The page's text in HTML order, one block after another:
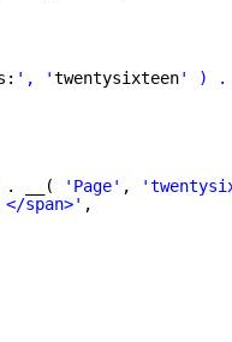
', 'twentysixteen' ) .
. __( 'Page' ,
span>' ,